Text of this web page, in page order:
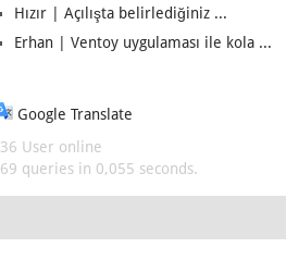
Hızır | Açılışta belirlediğiniz ...
Erhan | Ventoy uygulaması ile kola ...
Google Translate
36 User online
69 queries in 0,055 seconds.